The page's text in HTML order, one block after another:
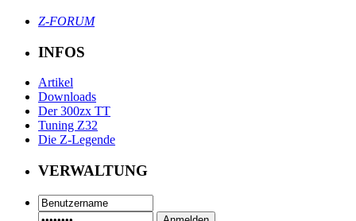
Z-FORUM
INFOS
Artikel
Downloads
Der 300zx TT
Tuning Z32
Die Z-Legende
VERWALTUNG